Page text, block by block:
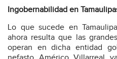
Ingobernabilidad en
Lo que sucede en
ahora resulta que las
operan en dicha entidad